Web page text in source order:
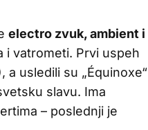
electro zvuk, ambient i
i vatrometi. Prvi uspeh
a usledili su „Équinoxe“
slavu. Ima
– poslednji je